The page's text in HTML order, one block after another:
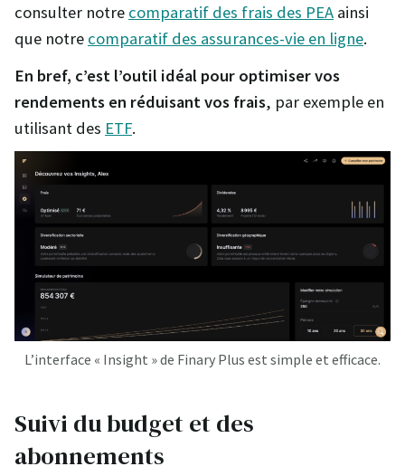
consulter notre comparatif des frais des PEA ainsi
que notre comparatif des assurances-vie en ligne.
En bref, c’est l’outil idéal pour optimiser vos
rendements en réduisant vos frais, par exemple en
utilisant des ETF.
L’interface « Insight » de Finary Plus est simple et efficace.
Suivi du budget et des
abonnements